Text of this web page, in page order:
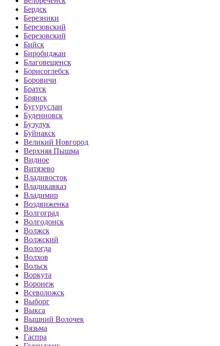
Бердск
Березники
Березовский
Березовский
Бийск
Биробиджан
Благовещенск
Борисоглебск
Боровичи
Братск
Брянск
Бугуруслан
Буденновск
Бузулук
Буйнакск
Великий Новгород
Верхняя Пышма
Видное
Витязево
Владивосток
Владикавказ
Владимир
Воздвиженка
Волгоград
Волгодонск
Волжск
Волжский
Вологда
Волхов
Вольск
Воркута
Воронеж
Всеволожск
Выборг
Выкса
Вышний Волочек
Вязьма
Гаспра